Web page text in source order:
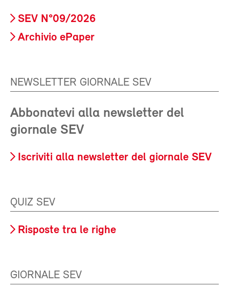
SEV N°09/2026
Archivio ePaper
NEWSLETTER GIORNALE SEV
Abbonatevi alla newsletter del
giornale SEV
Iscriviti alla newsletter del giornale SEV
QUIZ SEV
Risposte tra le righe
GIORNALE SEV